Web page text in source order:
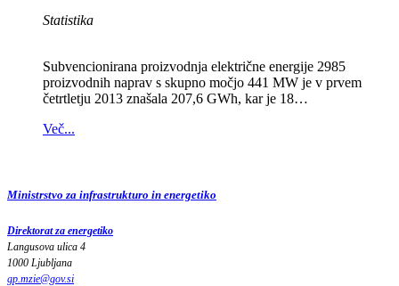
Statistika
Subvencionirana proizvodnja električne energije 2985
proizvodnih naprav s skupno močjo 441 MW je v prvem
četrtletju 2013 znašala 207,6 GWh, kar je 18…
Več...
Ministrstvo za infrastrukturo in energetiko
Direktorat za energetiko
Langusova ulica 4
1000 Ljubljana
gp.mzie@gov.si